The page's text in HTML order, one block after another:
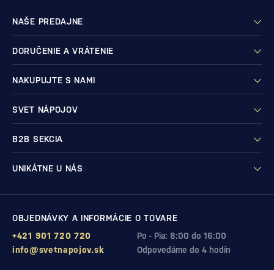
NAŠE PREDAJNE
DORUČENIE A VRÁTENIE
NAKUPUJTE S NAMI
SVET NÁPOJOV
B2B SEKCIA
UNIKÁTNE U NÁS
OBJEDNÁVKY A INFORMÁCIE O TOVARE
Po - Pia: 8:00 do 16:00
+421 901 720 720
Odpovedáme do 4 hodín
info@svetnapojov.sk